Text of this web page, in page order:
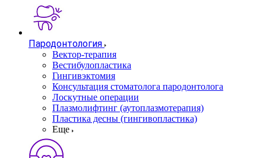
Пародонтология
Вектор-терапия
Вестибулопластика
Гингивэктомия
Консультация стоматолога пародонтолога
Лоскутные операции
Плазмолифтинг (аутоплазмотерапия)
Пластика десны (гингивопластика)
Еще